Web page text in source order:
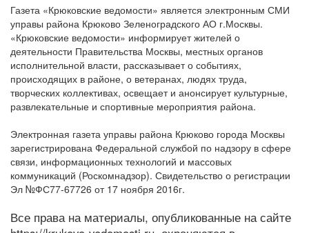
Газета «Крюковские ведомости» является электронным СМИ
управы района Крюково Зеленоградского АО г.Москвы.
«Крюковские ведомости» информирует жителей о
деятельности Правительства Москвы, местных органов
исполнительной власти, рассказывает о событиях,
происходящих в районе, о ветеранах, людях труда,
творческих коллективах, освещает и анонсирует культурные,
развлекательные и спортивные мероприятия района.
Электронная газета управы района Крюково города Москвы
зарегистрирована Федеральной службой по надзору в сфере
связи, информационных технологий и массовых
коммуникаций (Роскомнадзор). Свидетельство о регистрации
Эл №ФС77-67726 от 17 ноября 2016г.
Все права на материалы, опубликованные на сайте